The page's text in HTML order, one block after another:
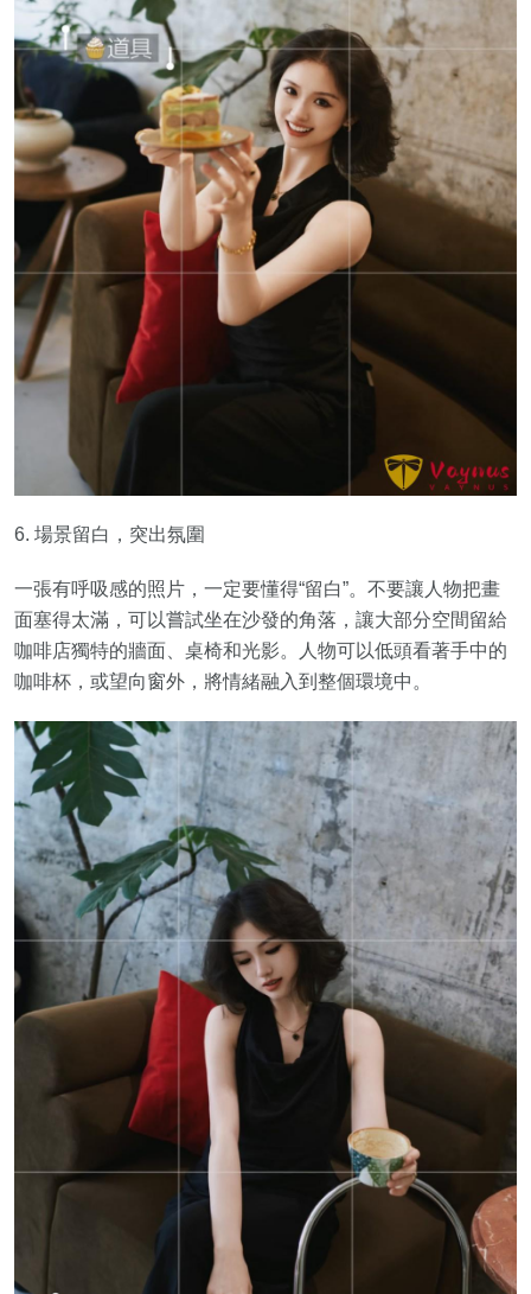
6. 場景留白，突出氛圍
一張有呼吸感的照片，一定要懂得“留白”。不要讓人物把畫
面塞得太滿，可以嘗試坐在沙發的角落，讓大部分空間留給
咖啡店獨特的牆面、桌椅和光影。人物可以低頭看著手中的
咖啡杯，或望向窗外，將情緒融入到整個環境中。